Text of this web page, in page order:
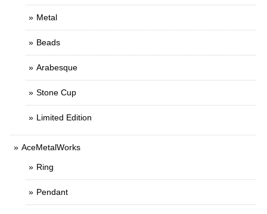
Metal
Beads
Arabesque
Stone Cup
Limited Edition
AceMetalWorks
Ring
Pendant